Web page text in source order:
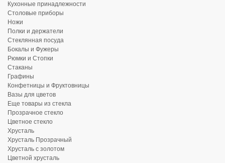
Кухонные принадлежности
Столовые приборы
Ножи
Полки и держатели
Стеклянная посуда
Бокалы и Фужеры
Рюмки и Стопки
Стаканы
Графины
Конфетницы и Фруктовницы
Вазы для цветов
Еще товары из стекла
Прозрачное стекло
Цветное стекло
Хрусталь
Хрусталь Прозрачный
Хрусталь с золотом
Цветной хрусталь